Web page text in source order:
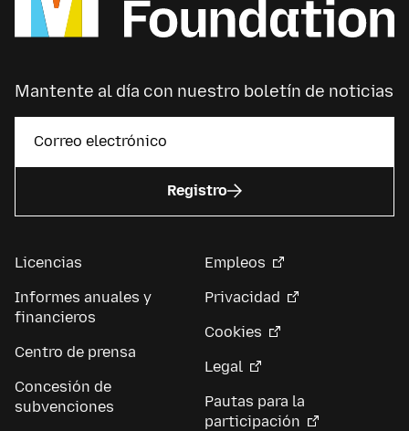
Mantente al día con nuestro boletín de noticias
Registro
Licencias
Informes anuales y
financieros
Centro de prensa
Concesión de
subvenciones
Empleos
Privacidad
Cookies
Legal
Pautas para la
participación